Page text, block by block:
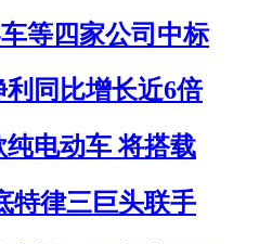
等四家公司中标
同比增长近6倍
电动车 将搭载
特律三巨头联手